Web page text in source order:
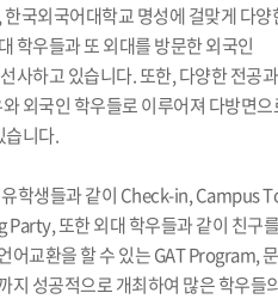
국외국어대학교 명성에 걸맞게 다양
학우들과 또 외대를 방문한 외국인
사하고 있습니다. 또한, 다양한 전공과
외국인 학우들로 이루어져 다방면
습니다.
학생들과 같이 Check-in, Campus
또한 외대 학우들과 같이 친구
어교환을 할 수 있는 GAT Program,
지 성공적으로 개최하여 많은 학우들